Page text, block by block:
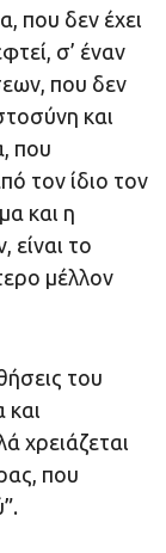
που δεν έχει
σ’ έναν
που δεν
και
που
τον ίδιο τον
και η
είναι το
μέλλον
του
και
χρειάζεται
που